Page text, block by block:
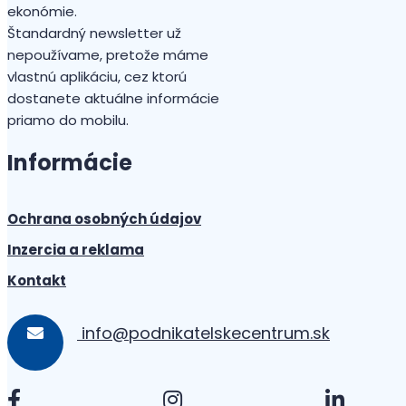
ekonómie.
Štandardný newsletter už
nepoužívame, pretože máme
vlastnú aplikáciu, cez ktorú
dostanete aktuálne informácie
priamo do mobilu.
Informácie
Ochrana osobných údajov
Inzercia a reklama
Kontakt
info@podnikatelskecentrum.sk